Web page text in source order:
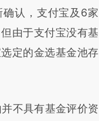
认，支付宝及6家
由于支付宝没有基
定的金选基金池存
不具有基金评价资